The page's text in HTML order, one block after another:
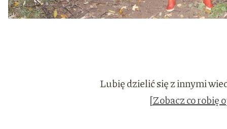
Lubię dzielić się z innymi
[Zobacz co robię